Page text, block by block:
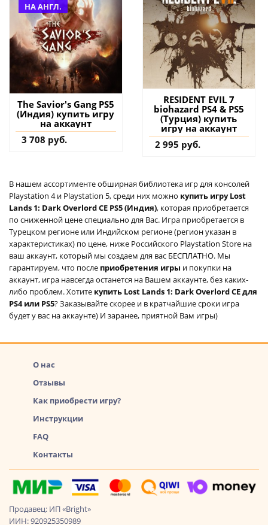
НА АНГЛ.
The Savior's Gang PS5
(Индия) купить игру
на аккаунт
3 708 руб.
RESIDENT EVIL 7
biohazard PS4 & PS5
(Турция) купить
игру на аккаунт
2 995 руб.
В нашем ассортименте обширная библиотека игр для консолей
Playstation 4 и Playstation 5, среди них можно купить игру Lost
Lands 1: Dark Overlord CE PS5 (Индия), которая приобретается
по сниженной цене специально для Вас. Игра приобретается в
Турецком регионе или Индийском регионе (регион указан в
характеристиках) по цене, ниже Российского Playstation Store на
ваш аккаунт, который мы создаем для вас БЕСПЛАТНО. Мы
гарантируем, что после приобретения игры и покупки на
аккаунт, игра навсегда останется на Вашем аккаунте, без каких-
либо проблем. Хотите купить Lost Lands 1: Dark Overlord CE для
PS4 или PS5? Заказывайте скорее и в кратчайшие сроки игра
будет у вас на аккаунте) И заранее, приятной Вам игры)
О нас
Отзывы
Как приобрести игру?
Инструкции
FAQ
Контакты
Продавец: ИП «Bright»
ИИН: 920925350989